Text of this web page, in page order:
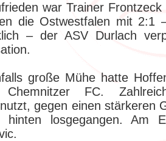
war Trainer
die Ostwestfalen mit 2:1
– der ASV Durlach
große Mühe hatte
FC.
gegen einen stärkeren
hinten losgegangen. Am